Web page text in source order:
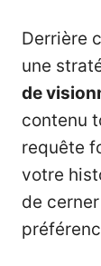
Derrière
une
de
contenu
requête
votre
de